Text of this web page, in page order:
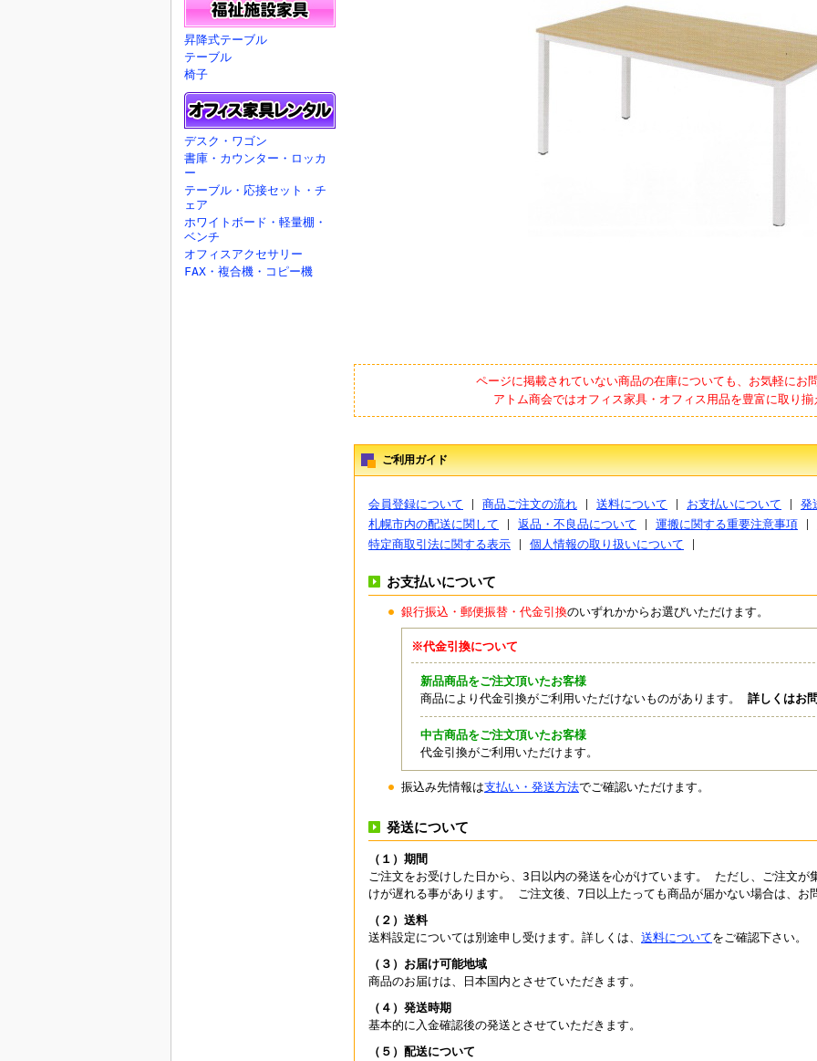
昇降式テーブル
テーブル
椅子
デスク・ワゴン
書庫・カウンター・ロッカ
ー
テーブル・応接セット・チ
ェア
ホワイトボード・軽量棚・
ベンチ
オフィスアクセサリー
FAX・複合機・コピー機
ページに掲載されていない商品の在庫についても、お気軽にお
アトム商会ではオフィス家具・オフィス用品を豊富に取り揃
ご利用ガイド
会員登録について 商品ご注文の流れ 送料について お支払いについて
発
札幌市内の配送に関して
返品・不良品について 運搬に関する重要注意事項
特定商取引法に関する表示
個人情報の取り扱いについて
お支払いについて
銀行振込・郵便振替・代金引換のいずれかからお選びいただけます。
※代金引換について
新品商品をご注文頂いたお客様
商品により代金引換がご利用いただけないものがあります。 詳しくはお
中古商品をご注文頂いたお客様
代金引換がご利用いただけます。
振込み先情報は支払い・発送方法でご確認いただけます。
発送について
（１）期間
ご注文をお受けした日から、3日以内の発送を心がけています。 ただし、ご注文が
けが遅れる事があります。 ご注文後、7日以上たっても商品が届かない場合は、お
（２）送料
送料設定については別途申し受けます。詳しくは、 送料についてをご確認下さい。
（３）お届け可能地域
商品のお届けは、日本国内とさせていただきます。
（４）発送時期
基本的に入金確認後の発送とさせていただきます。
（５）配送について